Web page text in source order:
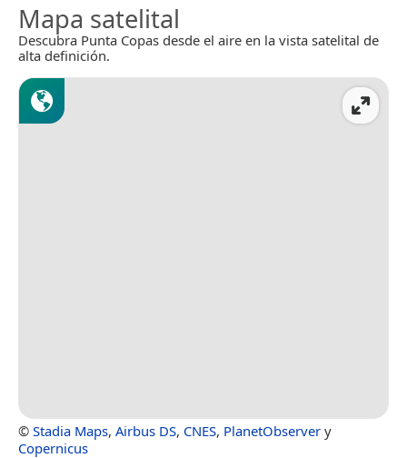
Mapa satelital
Descubra Punta Copas desde el aire en la vista satelital de
alta definición.
© Stadia Maps, Airbus DS, CNES, PlanetObserver y
Copernicus